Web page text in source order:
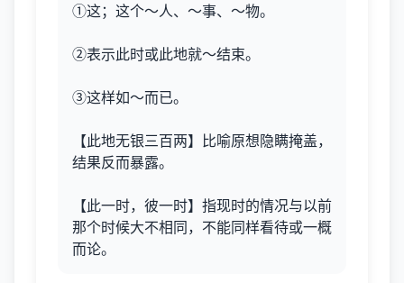
①这；这个～人、～事、～物。
②表示此时或此地就～结束。
③这样如～而已。
【此地无银三百两】比喻原想隐瞒掩盖，
结果反而暴露。
【此一时，彼一时】指现时的情况与以前
那个时候大不相同，不能同样看待或一概
而论。